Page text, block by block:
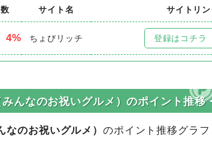
蒲焼（みんなのお祝いグルメ）のポイン
サイト名 サイトリ
4% ちょびリッチ 登録はコチラ